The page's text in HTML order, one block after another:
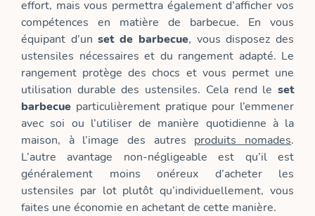
effort, mais vous permettra également d’afficher vos
compétences en matière de barbecue. En vous
équipant d’unset de barbecue, vous disposez des
ustensiles nécessaires et du rangement adapté. Le
rangement protège des chocs et vous permet une
utilisation durable des ustensiles. Cela rend le set
barbecue particulièrement pratique pour l’emmener
avec soi ou l’utiliser de manière quotidienne à la
maison, à l’image des autres produits nomades.
L’autre avantage non-négligeable est qu’il est
généralement moins onéreux d’acheter les
ustensiles par lot plutôt qu’individuellement, vous
faites une économie en achetant de cette manière.